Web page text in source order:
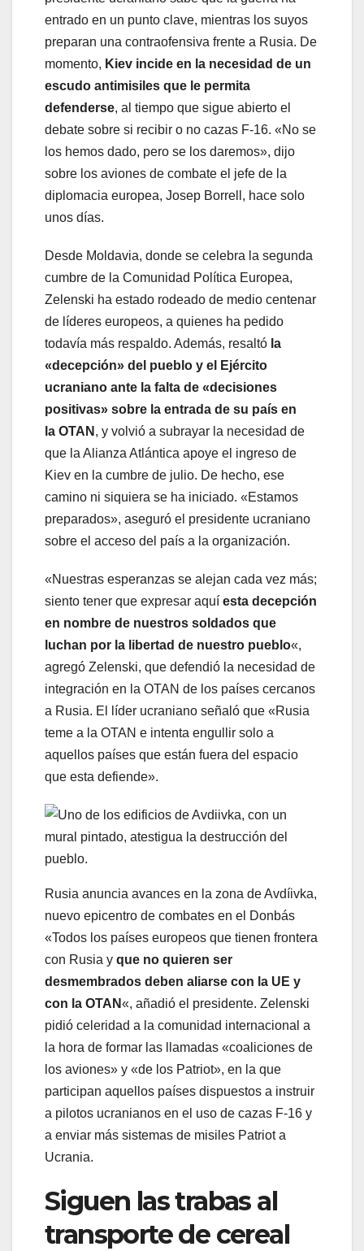
entrado en un punto clave, mientras los suyos
preparan una contraofensiva frente a Rusia. De
momento, Kiev incide en la necesidad de un
escudo antimisiles que le permita
defenderse, al tiempo que sigue abierto el
debate sobre si recibir o no cazas F-16. «No se
los hemos dado, pero se los daremos», dijo
sobre los aviones de combate el jefe de la
diplomacia europea, Josep Borrell, hace solo
unos días.
Desde Moldavia, donde se celebra la segunda
cumbre de la Comunidad Política Europea,
Zelenski ha estado rodeado de medio centenar
de líderes europeos, a quienes ha pedido
todavía más respaldo. Además, resaltó la
«decepción» del pueblo y el Ejército
ucraniano ante la falta de «decisiones
positivas» sobre la entrada de su país en
la OTAN , y volvió a subrayar la necesidad de
que la Alianza Atlántica apoye el ingreso de
Kiev en la cumbre de julio. De hecho, ese
camino ni siquiera se ha iniciado. «Estamos
preparados», aseguró el presidente ucraniano
sobre el acceso del país a la organización.
«Nuestras esperanzas se alejan cada vez más;
siento tener que expresar aquí esta decepción
en nombre de nuestros soldados que
luchan por la libertad de nuestro pueblo«,
agregó Zelenski, que defendió la necesidad de
integración en la OTAN de los países cercanos
a Rusia. El líder ucraniano señaló que «Rusia
teme a la OTAN e intenta engullir solo a
aquellos países que están fuera del espacio
que esta defiende».
Rusia anuncia avances en la zona de Avdíivka,
nuevo epicentro de combates en el Donbás
«Todos los países europeos que tienen frontera
con Rusia y que no quieren ser
desmembrados deben aliarse con la UE y
con la OTAN«, añadió el presidente. Zelenski
pidió celeridad a la comunidad internacional a
la hora de formar las llamadas «coaliciones de
los aviones» y «de los Patriot», en la que
participan aquellos países dispuestos a instruir
a pilotos ucranianos en el uso de cazas F-16 y
a enviar más sistemas de misiles Patriot a
Ucrania.
Siguen las trabas al
transporte de cereal